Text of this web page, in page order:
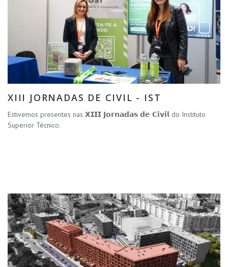
XIII JORNADAS DE CIVIL - IST
Estivemos presentes nas 𝗫𝗜𝗜𝗜 𝗝𝗼𝗿𝗻𝗮𝗱𝗮𝘀 𝗱𝗲 𝗖𝗶𝘃𝗶𝗹 do Instituto
Superior Técnico.